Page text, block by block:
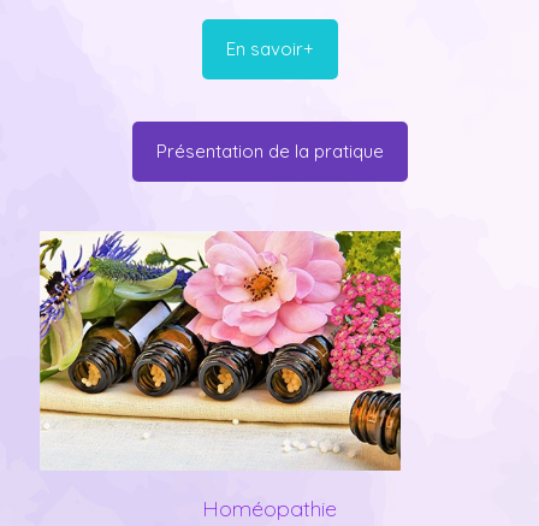
En savoir+
Présentation de la pratique
Homéopathie